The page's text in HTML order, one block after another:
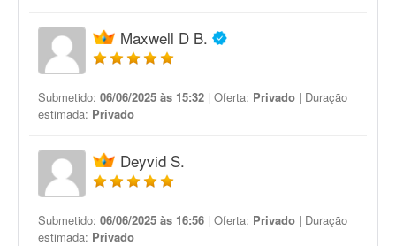
Maxwell D B.
Submetido: 06/06/2025 às 15:32 | Oferta: Privado | Duração
estimada: Privado
Deyvid S.
Submetido: 06/06/2025 às 16:56 | Oferta: Privado | Duração
estimada: Privado